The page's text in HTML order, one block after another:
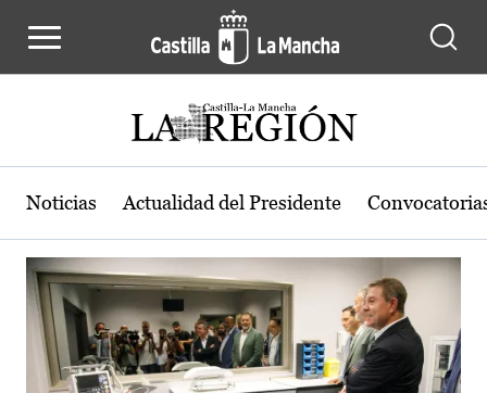
Actualidad de la región de Castilla-
Noticias Actualidad del Presidente